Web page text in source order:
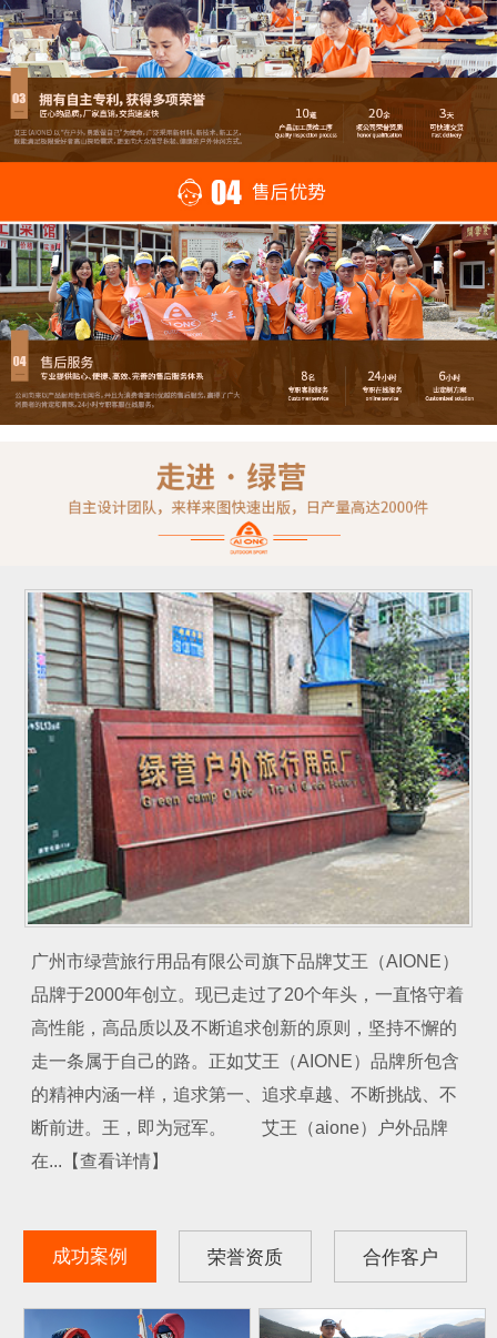
广州市绿营旅行用品有限公司旗下品牌艾王（AIONE）
品牌于2000年创立。现已走过了20个年头，一直恪守着
高性能，高品质以及不断追求创新的原则，坚持不懈的
走一条属于自己的路。正如艾王（AIONE）品牌所包含
的精神内涵一样，追求第一、追求卓越、不断挑战、不
断前进。王，即为冠军。 艾王（aione）户外品牌
在...【查看详情】
成功案例 荣誉资质 合作客户